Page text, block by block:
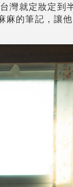
灣就定妝定到
麻的筆記，讓